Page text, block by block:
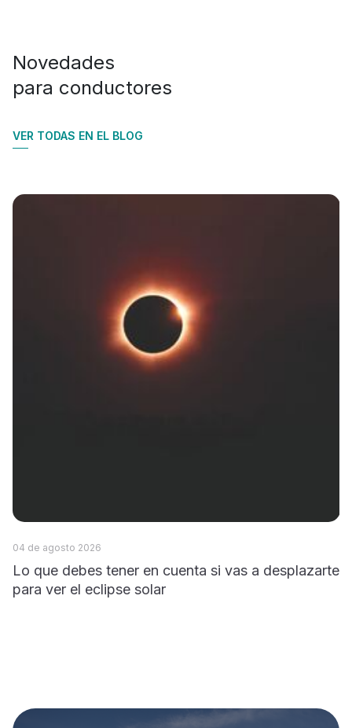
Novedades
para conductores
VER TODAS EN EL BLOG
04 de agosto 2026
Lo que debes tener en cuenta si vas a desplazarte
para ver el eclipse solar